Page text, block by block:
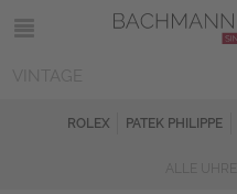
ROLEX PATEK PHILIPPE